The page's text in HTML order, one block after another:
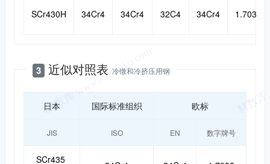
SCr430H 34Cr4 34Cr4 32C4 34Cr4 1.7033
3 近似对照表 冷镦和冷挤压用钢
日本 国际标准组织 欧标
JIS ISO EN 数字牌号
SCr435